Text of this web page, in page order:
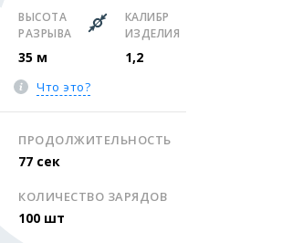
ВЫСОТА
РАЗРЫВА
35 м
КАЛИБР
ИЗДЕЛИЯ
1,2
Что это?
ПРОДОЛЖИТЕЛЬНОСТЬ
77 сек
КОЛИЧЕСТВО ЗАРЯДОВ
100 шт